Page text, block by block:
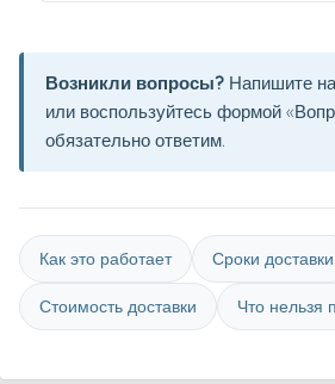
Возникли вопросы? Напишите
или воспользуйтесь формой
обязательно ответим.
Как это работает Сроки доставки
Стоимость доставки Что нельзя